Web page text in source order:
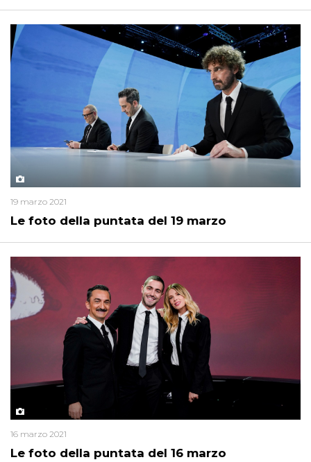
Le foto della puntata del 19 marzo
19 marzo 2021
Le foto della puntata del 16 marzo
16 marzo 2021